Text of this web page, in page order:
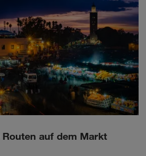
Routen auf dem Markt